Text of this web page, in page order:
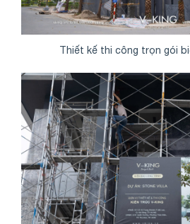
Thiết kế thi công trọn gói